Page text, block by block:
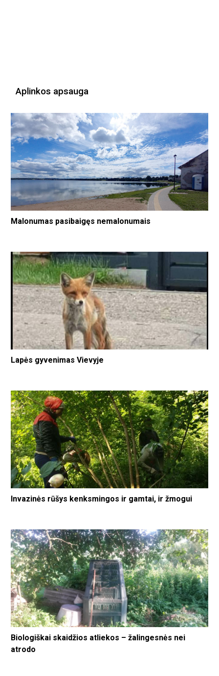
Aplinkos apsauga
Malonumas pasibaigęs nemalonumais
Lapės gyvenimas Vievyje
Invazinės rūšys kenksmingos ir gamtai, ir žmogui
Biologiškai skaidžios atliekos – žalingesnės nei
atrodo